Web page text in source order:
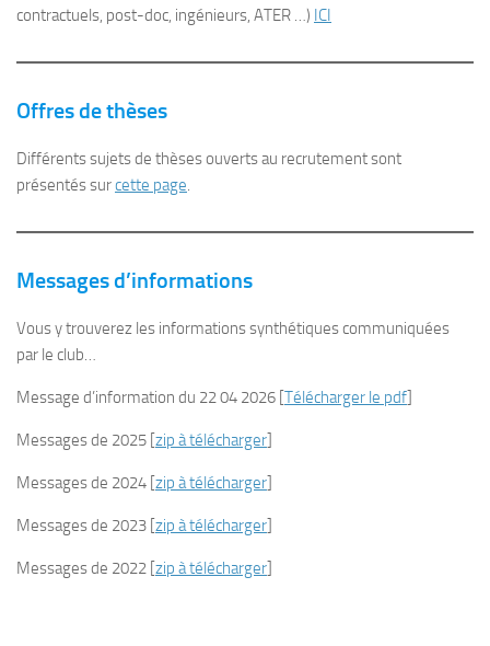
contractuels, post-doc, ingénieurs, ATER …) ICI
Offres de thèses
Différents sujets de thèses ouverts au recrutement sont
présentés surcette page
Messages d’informations
Vous y trouverez les informations synthétiques communiquées
par le club…
Message d’information du 22 04 2026 [Télécharger le pdf]
Messages de 2025 [zip à télécharger]
Messages de 2024 [zip à télécharger]
Messages de 2023 [zip à télécharger]
Messages de 2022 [zip à télécharger]